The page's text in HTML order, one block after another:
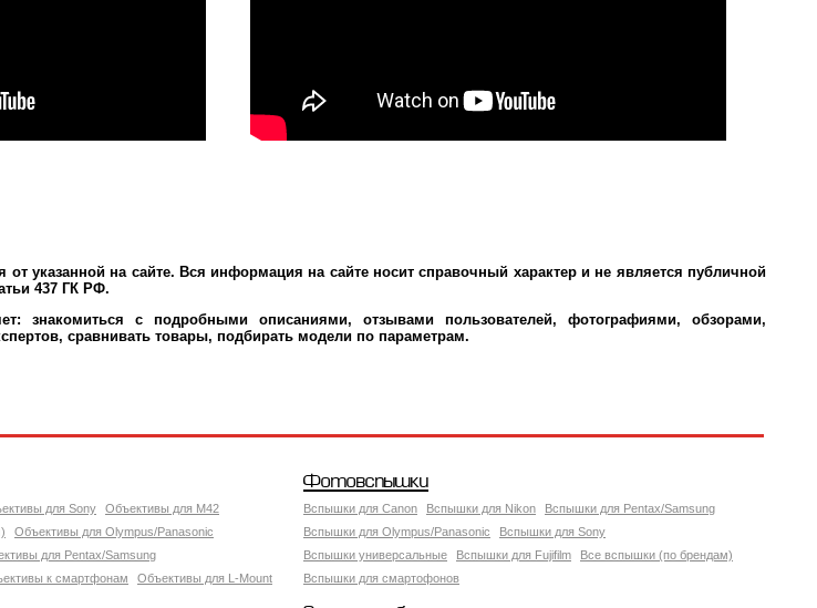
указанной на сайте. Вся информация на сайте носит справочный характер и не является публичной
437 ГК РФ.
знакомиться с подробными описаниями, отзывами пользователей, фотографиями, обзорами,
сравнивать товары, подбирать модели по параметрам.
для Sony
Объективы для M42
Объективы для Olympus/Panasonic
для Pentax/Samsung
к смартфонам Объективы для L-Mount
Фотовспышки
Вспышки для Canon Вспышки для Nikon
Вспышки для Pentax/Samsung
Вспышки для Olympus/Panasonic
Вспышки для Sony
Вспышки универсальные
Вспышки для Fujifilm
Все вспышки (по брендам)
Вспышки для смартофонов